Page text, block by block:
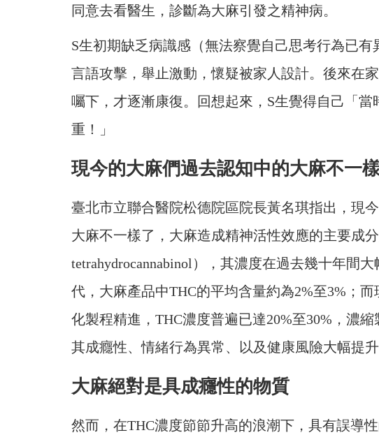
同意去看醫生，診斷為大麻引發之精神病。
S生初期缺乏病識感（無法察覺自己思考行為已有
言語攻擊，舉止激動，懷疑被家人設計。後來在
囑下，才逐漸康復。回想起來，S生覺得自己「
重！」
現今的大麻們過去認知中的大麻不一
臺北市立聯合醫院松德院區院長黃名琪指出，現
大麻不一樣了，大麻造成精神活性效應的主要成
tetrahydrocannabinol），其濃度在過去幾十年間
代，大麻產品中THC的平均含量約為2%至3%；
化製程精進，THC濃度普遍已達20%至30%，濃
其成癮性、情緒行為異常、以及健康風險大幅提升
大麻絕對是具成癮性的物質
然而，在THC濃度節節升高的浪潮下，具有誤導